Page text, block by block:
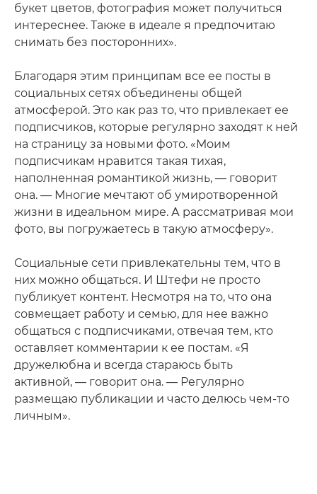
букет цветов, фотография может получиться
интереснее. Также в идеале я предпочитаю
снимать без посторонних».
Благодаря этим принципам все ее посты в
социальных сетях объединены общей
атмосферой. Это как раз то, что привлекает ее
подписчиков, которые регулярно заходят к ней
на страницу за новыми фото. «Моим
подписчикам нравится такая тихая,
наполненная романтикой жизнь, — говорит
она. — Многие мечтают об умиротворенной
жизни в идеальном мире. А рассматривая мои
фото, вы погружаетесь в такую атмосферу».
Социальные сети привлекательны тем, что в
них можно общаться. И Штефи не просто
публикует контент. Несмотря на то, что она
совмещает работу и семью, для нее важно
общаться с подписчиками, отвечая тем, кто
оставляет комментарии к ее постам. «Я
дружелюбна и всегда стараюсь быть
активной, — говорит она. — Регулярно
размещаю публикации и часто делюсь чем-то
личным».